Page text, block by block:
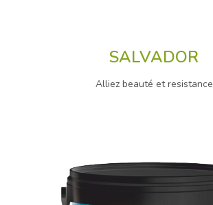
SALVADOR
Alliez beauté et resistance